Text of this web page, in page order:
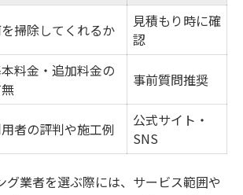
掃除してくれるか
見積もり時に確
認
料金・追加料金の
事前質問推奨
者の評判や施工例
公式サイト・
SNS
グ業者を選ぶ際には、サービス範囲や